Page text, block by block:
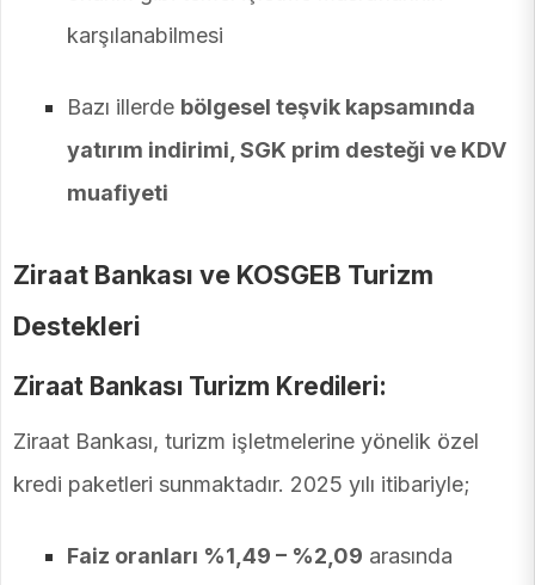
karşılanabilmesi
Bazı illerde bölgesel teşvik kapsamında
yatırım indirimi, SGK prim desteği ve KDV
muafiyeti
Ziraat Bankası ve KOSGEB Turizm
Destekleri
Ziraat Bankası Turizm Kredileri:
Ziraat Bankası, turizm işletmelerine yönelik özel
kredi paketleri sunmaktadır. 2025 yılı itibariyle;
Faiz oranları %1,49 – %2,09 arasında